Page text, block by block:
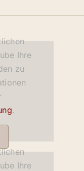
Ihre
zu
.
Ihre